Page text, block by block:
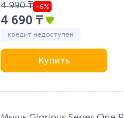
4 990 ₸
4 690 ₸
кредит недоступен
Купить